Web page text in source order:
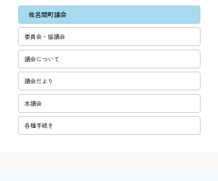
佐呂間町議会
委員会・協議会
議会について
議会だより
本議会
各種手続き